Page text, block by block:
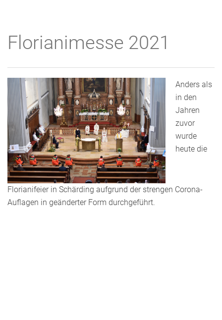
Florianimesse 2021
Anders als
in den
Jahren
zuvor
wurde
heute die
Florianifeier in Schärding aufgrund der strengen Corona-
Auflagen in geänderter Form durchgeführt.